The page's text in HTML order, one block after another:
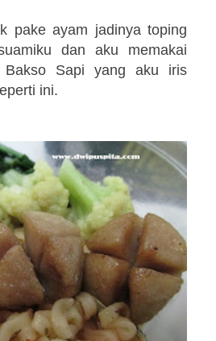
pake ayam jadinya toping
dan aku memakai
Sapi yang aku iris
ini.